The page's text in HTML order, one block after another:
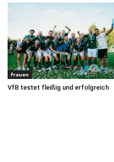
Frauen
VfB testet fleißig und erfolgreich